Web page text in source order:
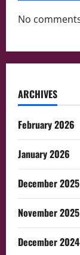
No
ARCHIVES
February 2026
January 2026
December 2025
November 2025
December 2024